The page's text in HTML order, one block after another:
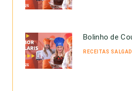
Bolinho de
RECEITAS